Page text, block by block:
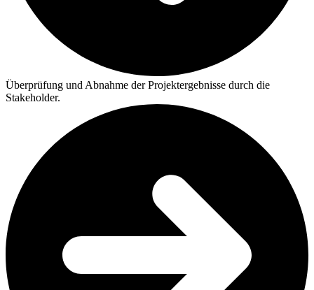
Überprüfung und Abnahme der Projektergebnisse durch die
Stakeholder.